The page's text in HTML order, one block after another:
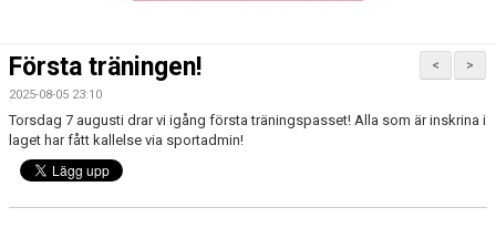
DOKUMENT
KONTAKT
>
<
Första träningen!
2025-08-05 23:10
Torsdag 7 augusti drar vi igång första träningspasset! Alla som är inskrina i
laget har fått kallelse via sportadmin!